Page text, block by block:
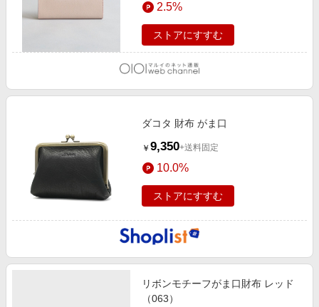
2.5%
ストアにすすむ
ダコタ 財布 がま口
￥ 9,350+送料固定
10.0%
ストアにすすむ
リボンモチーフがま口財布 レッド
（063）